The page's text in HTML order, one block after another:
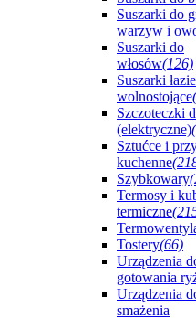
Suszarki do
warzyw i
Suszarki do
włosów(126)
Suszarki
wolnostojące
Szczoteczki
(elektryczne)
Sztućce i
kuchenne
Szybkowary
Termosy i
termiczne
Tostery(66)
Urządzenia
gotowania
Urządzenia
smażenia